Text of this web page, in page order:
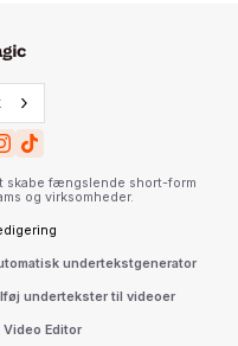
skabe fængslende short-form
og virksomheder.
undertekstgenerator
undertekster til videoer
Video Editor